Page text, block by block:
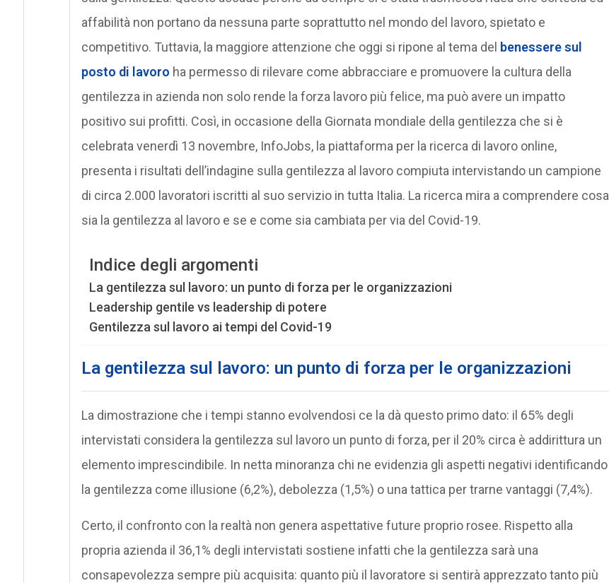
affabilità non portano da nessuna parte soprattutto nel mondo del lavoro, spietato e
competitivo. Tuttavia, la maggiore attenzione che oggi si ripone al tema del benessere sul
posto di lavoro ha permesso di rilevare come abbracciare e promuovere la cultura della
gentilezza in azienda non solo rende la forza lavoro più felice, ma può avere un impatto
positivo sui profitti. Così, in occasione della Giornata mondiale della gentilezza che si è
celebrata venerdì 13 novembre, InfoJobs, la piattaforma per la ricerca di lavoro online,
presenta i risultati dell’indagine sulla gentilezza al lavoro compiuta intervistando un campione
di circa 2.000 lavoratori iscritti al suo servizio in tutta Italia. La ricerca mira a comprendere cosa
sia la gentilezza al lavoro e se e come sia cambiata per via del Covid-19.
Indice degli argomenti
La gentilezza sul lavoro: un punto di forza per le organizzazioni
Leadership gentile vs leadership di potere
Gentilezza sul lavoro ai tempi del Covid-19
La gentilezza sul lavoro: un punto di forza per le organizzazioni
La dimostrazione che i tempi stanno evolvendosi ce la dà questo primo dato: il 65% degli
intervistati considera la gentilezza sul lavoro un punto di forza, per il 20% circa è addirittura un
elemento imprescindibile. In netta minoranza chi ne evidenzia gli aspetti negativi identificando
la gentilezza come illusione (6,2%), debolezza (1,5%) o una tattica per trarne vantaggi (7,4%).
Certo, il confronto con la realtà non genera aspettative future proprio rosee. Rispetto alla
propria azienda il 36,1% degli intervistati sostiene infatti che la gentilezza sarà una
consapevolezza sempre più acquisita: quanto più il lavoratore si sentirà apprezzato tanto più